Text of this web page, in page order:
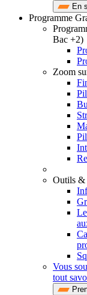
En
Programme
Bac +2)
Zoom
Outils &
Vous
tout